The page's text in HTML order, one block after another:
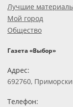
Лучшие
Мой город
Общество
Газета «Выбор»
Адрес:
692760,
Телефон: